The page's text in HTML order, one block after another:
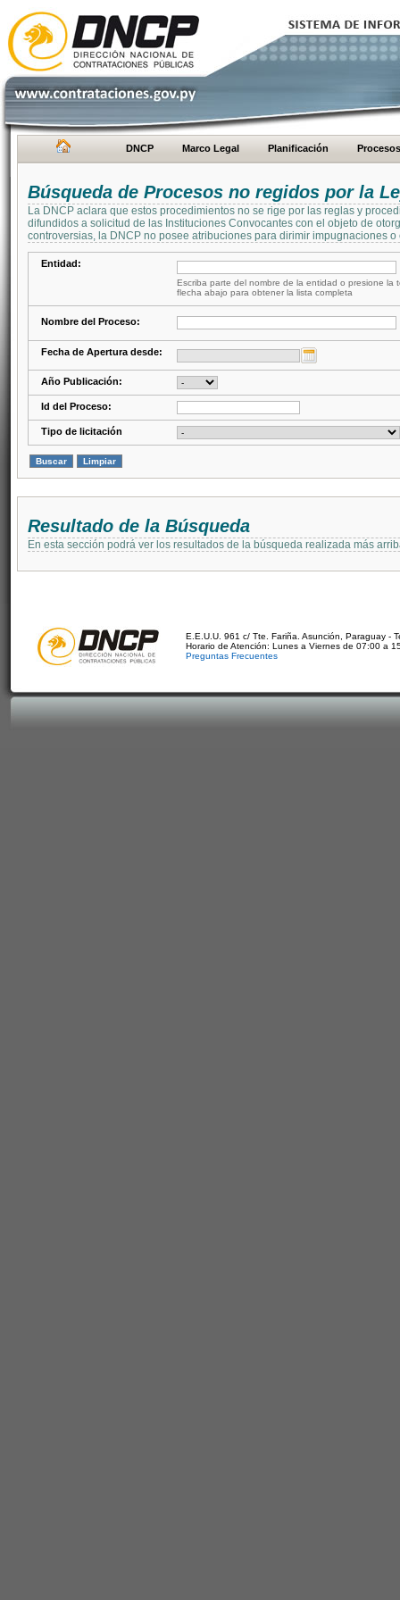
DNCP Marco Legal Planificación Procesos
Búsqueda de Procesos no regidos por la
La DNCP aclara que estos procedimientos no se rige por las reglas y
difundidos a solicitud de las Instituciones Convocantes con el objeto de
controversias, la DNCP no posee atribuciones para dirimir impugnaciones
Entidad:
Escriba parte del nombre de la entidad o presione la
flecha abajo para obtener la lista completa
Nombre del Proceso:
Fecha de Apertura desde:
Año Publicación:
Id del Proceso:
Tipo de licitación
Resultado de la Búsqueda
En esta sección podrá ver los resultados de la búsqueda realizada más
E.E.U.U. 961 c/ Tte. Fariña. Asunción, Paraguay -
Horario de Atención: Lunes a Viernes de 07:00 a
Preguntas Frecuentes